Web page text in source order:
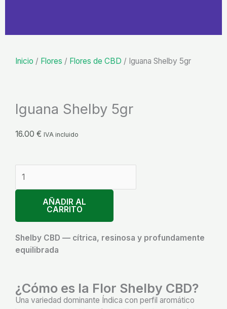
Inicio / Flores / Flores de CBD / Iguana Shelby 5gr
Iguana Shelby 5gr
16.00 € IVA incluido
Shelby
5gr
cantidadAÑADIR AL
CARRITO
Shelby CBD — cítrica, resinosa y profundamente
equilibrada
¿Cómo es la Flor Shelby CBD?
Una variedad dominante Índica con perfil aromático